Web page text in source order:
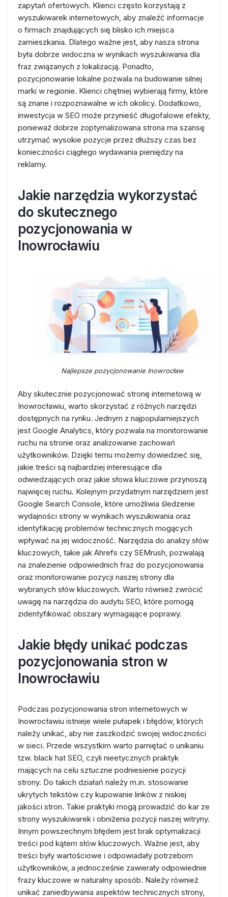
zapytań ofertowych. Klienci często korzystają z
wyszukiwarek internetowych, aby znaleźć informacje
o firmach znajdujących się blisko ich miejsca
zamieszkania. Dlatego ważne jest, aby nasza strona
była dobrze widoczna w wynikach wyszukiwania dla
fraz związanych z lokalizacją. Ponadto,
pozycjonowanie lokalne pozwala na budowanie silnej
marki w regionie. Klienci chętniej wybierają firmy, które
są znane i rozpoznawalne w ich okolicy. Dodatkowo,
inwestycja w SEO może przynieść długofalowe efekty,
ponieważ dobrze zoptymalizowana strona ma szansę
utrzymać wysokie pozycje przez dłuższy czas bez
konieczności ciągłego wydawania pieniędzy na
reklamy.
Jakie narzędzia wykorzystać
do skutecznego
pozycjonowania w
Inowrocławiu
Najlepsze pozycjonowanie Inowrocław
Aby skutecznie pozycjonować stronę internetową w
Inowrocławiu, warto skorzystać z różnych narzędzi
dostępnych na rynku. Jednym z najpopularniejszych
jest Google Analytics, który pozwala na monitorowanie
ruchu na stronie oraz analizowanie zachowań
użytkowników. Dzięki temu możemy dowiedzieć się,
jakie treści są najbardziej interesujące dla
odwiedzających oraz jakie słowa kluczowe przynoszą
najwięcej ruchu. Kolejnym przydatnym narzędziem jest
Google Search Console, które umożliwia śledzenie
wydajności strony w wynikach wyszukiwania oraz
identyfikację problemów technicznych mogących
wpływać na jej widoczność. Narzędzia do analizy słów
kluczowych, takie jak Ahrefs czy SEMrush, pozwalają
na znalezienie odpowiednich fraz do pozycjonowania
oraz monitorowanie pozycji naszej strony dla
wybranych słów kluczowych. Warto również zwrócić
uwagę na narzędzia do audytu SEO, które pomogą
zidentyfikować obszary wymagające poprawy.
Jakie błędy unikać podczas
pozycjonowania stron w
Inowrocławiu
Podczas pozycjonowania stron internetowych w
Inowrocławiu istnieje wiele pułapek i błędów, których
należy unikać, aby nie zaszkodzić swojej widoczności
w sieci. Przede wszystkim warto pamiętać o unikaniu
tzw. black hat SEO, czyli nieetycznych praktyk
mających na celu sztuczne podniesienie pozycji
strony. Do takich działań należy m.in. stosowanie
ukrytych tekstów czy kupowanie linków z niskiej
jakości stron. Takie praktyki mogą prowadzić do kar ze
strony wyszukiwarek i obniżenia pozycji naszej witryny.
Innym powszechnym błędem jest brak optymalizacji
treści pod kątem słów kluczowych. Ważne jest, aby
treści były wartościowe i odpowiadały potrzebom
użytkowników, a jednocześnie zawierały odpowiednie
frazy kluczowe w naturalny sposób. Należy również
unikać zaniedbywania aspektów technicznych strony,